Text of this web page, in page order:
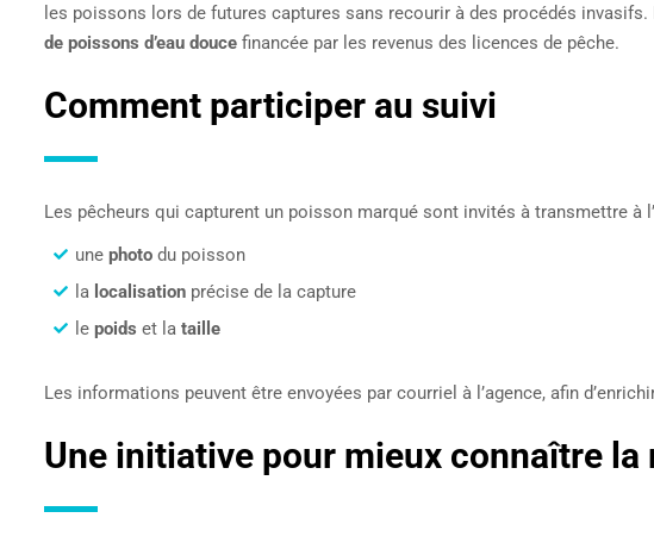
les poissons lors de futures captures sans recourir à des procédés invasifs.
de poissons d’eau douce financée par les revenus des licences de pêche.
Comment participer au suivi
Les pêcheurs qui capturent un poisson marqué sont invités à transmettre à
une photodu poisson
la localisationprécise de la capture
le poids et la taille
Les informations peuvent être envoyées par courriel à l’agence, afin
Une initiative pour mieux connaître la